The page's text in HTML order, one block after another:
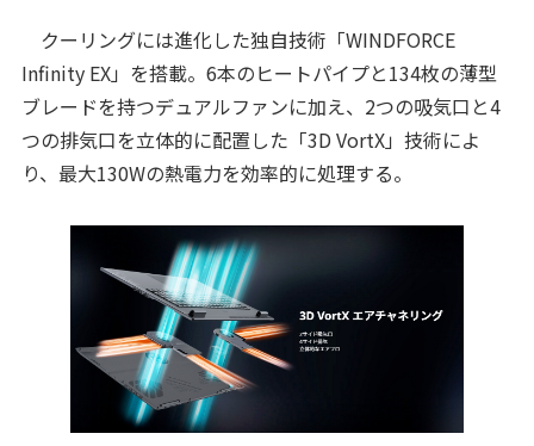
クーリングには進化した独自技術「WINDFORCE
Infinity EX」を搭載。6本のヒートパイプと134枚の薄型
ブレードを持つデュアルファンに加え、2つの吸気口と4
つの排気口を立体的に配置した「3D VortX」技術によ
り、最大130Wの熱電力を効率的に処理する。